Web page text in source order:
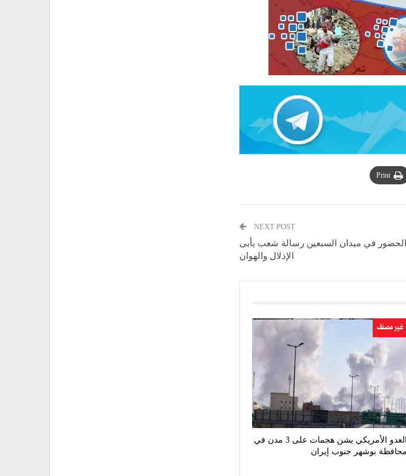
Print
NEXT POST
الحضور في ميدان السبعين رسالة شعب يأبى
الإذلال والهوان
غير مصنف
العدو الأمريكي يشن هجمات على 3 مدن في
محافظة بوشهر جنوب إيران